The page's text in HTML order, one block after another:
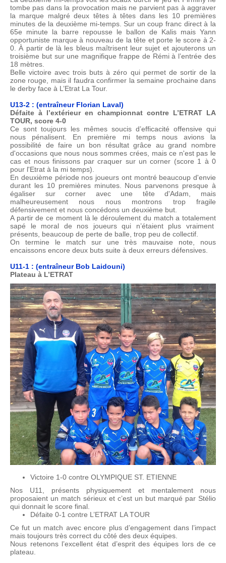
tombe pas dans la provocation mais ne parvient pas à aggraver
la marque malgré deux têtes à têtes dans les 10 premières
minutes de la deuxième mi-temps. Sur un coup franc direct à la
65e minute la barre repousse le ballon de Kalis mais Yann
opportuniste marque à nouveau de la tête et porte le score à 2-
0. À partir de là les bleus maîtrisent leur sujet et ajouterons un
troisième but sur une magnifique frappe de Rémi à l’entrée des
18 mètres.
Belle victoire avec trois buts à zéro qui permet de sortir de la
zone rouge, mais il faudra confirmer la semaine prochaine dans
le derby face à L’Etrat La Tour.
U13-2 : (entraîneur Florian Laval)
Défaite à l’extérieur en championnat contre L’ETRAT LA
TOUR, score 4-0
Ce sont toujours les mêmes soucis d’efficacité offensive qui
nous pénalisent. En première mi temps nous avions la
possibilité de faire un bon résultat grâce au grand nombre
d'occasions que nous nous sommes crées, mais ce n'est pas le
cas et nous finissons par craquer sur un corner (score 1 à 0
pour l'Etrat à la mi temps).
En deuxième période nos joueurs ont montré beaucoup d'envie
durant les 10 premières minutes. Nous parvenons presque à
égaliser sur corner avec une tête d'Adam, mais
malheureusement nous nous montrons trop fragile
défensivement et nous concédons un deuxième but.
A partir de ce moment là le déroulement du match a totalement
sapé le moral de nos joueurs qui n’étaient plus vraiment
présents, beaucoup de perte de balle, trop peu de collectif.
On termine le match sur une très mauvaise note, nous
encaissons encore deux buts suite à deux erreurs défensives.
U11-1 : (entraîneur Bob Laidouni)
Plateau à L’ETRAT
Victoire 1-0 contre OLYMPIQUE ST. ETIENNE
Nos U11, présents physiquement et mentalement nous
proposaient un match sérieux et c’est un but marqué par Stélio
qui donnait le score final.
Défaite 0-1 contre L’ETRAT LA TOUR
Ce fut un match avec encore plus d’engagement dans l’impact
mais toujours très correct du côté des deux équipes.
Nous retenons l’excellent état d’esprit des équipes lors de ce
plateau.